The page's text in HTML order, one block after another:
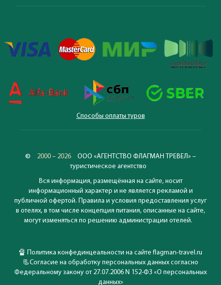
Способы оплаты туров
© 2000 – 2026
ООО «АГЕНТСТВО ФЛАГМАН ТРЕВЕЛ» –
туристическое агентство
Вся информация, размещённая на сайте, носит
информационный характер и не является рекламой и
публичной офертой. Правила и условия предоставления услуг
в отелях, в том числе концепция питания, описанные на сайте,
могут изменяться по решению администрации отелей.
🔏 Политика конфединцеальности на сайте flagman-travel.ru
📃Согласие на обработку персональных данных согласно
Федеральному закону от 27.07.2006 N 152-ФЗ «О персональных
данных»